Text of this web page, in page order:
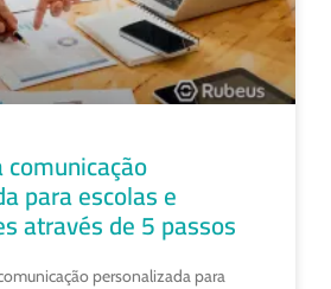
para escolas e
através de 5 passos
personalizada para